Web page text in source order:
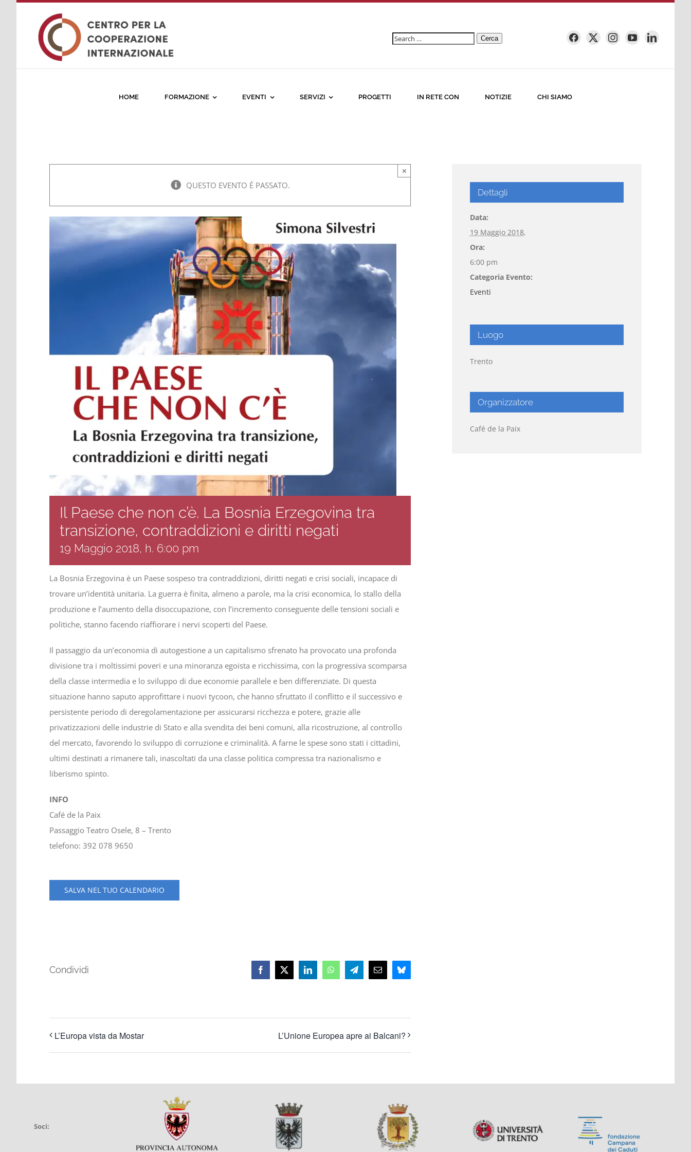
Ricerca
Cerca
HOME FORMAZIONE EVENTI SERVIZI PROGETTI IN RETE CON NOTIZIE CHI SIAMO
QUESTO EVENTO È PASSATO.
×
Il Paese che non c’è. La Bosnia Erzegovina tra
transizione, contraddizioni e diritti negati
19 Maggio 2018, h. 6:00 pm
La Bosnia Erzegovina è un Paese sospeso tra contraddizioni, diritti negati e crisi sociali, incapace di
trovare un’identità unitaria. La guerra è finita, almeno a parole, ma la crisi economica, lo stallo della
produzione e l’aumento della disoccupazione, con l’incremento conseguente delle tensioni sociali e
politiche, stanno facendo riaffiorare i nervi scoperti del Paese.
Il passaggio da un’economia di autogestione a un capitalismo sfrenato ha provocato una profonda
divisione tra i moltissimi poveri e una minoranza egoista e ricchissima, con la progressiva scomparsa
della classe intermedia e lo sviluppo di due economie parallele e ben differenziate. Di questa
situazione hanno saputo approfittare i nuovi tycoon, che hanno sfruttato il conflitto e il successivo e
persistente periodo di deregolamentazione per assicurarsi ricchezza e potere, grazie alle
privatizzazioni delle industrie di Stato e alla svendita dei beni comuni, alla ricostruzione, al controllo
del mercato, favorendo lo sviluppo di corruzione e criminalità. A farne le spese sono stati i cittadini,
ultimi destinati a rimanere tali, inascoltati da una classe politica compressa tra nazionalismo e
liberismo spinto.
INFO
Café de la Paix
Passaggio Teatro Osele, 8 – Trento
telefono: 392 078 9650
SALVA NEL TUO CALENDARIO
Condividi Facebook
X LinkedInWhatsAppTelegramEmail Bluesky
L’Europa vista da Mostar L’Unione Europea apre ai Balcani?
Dettagli
Data:
19 Maggio 2018,
Ora:
6:00 pm
Categoria Evento:
Eventi
Luogo
Trento
Organizzatore
Café de la Paix
Soci: